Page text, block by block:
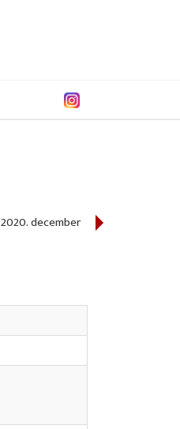
2020. december 2020. november